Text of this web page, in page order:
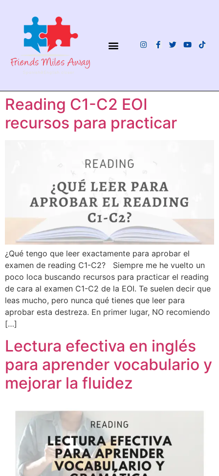
Reading C1-C2 EOI
recursos para practicar
¿Qué tengo que leer exactamente para aprobar el
examen de reading C1-C2? Siempre me he vuelto un
poco loca buscando recursos para practicar el reading
de cara al examen C1-C2 de la EOI. Te suelen decir que
leas mucho, pero nunca qué tienes que leer para
aprobar esta destreza. En primer lugar, NO recomiendo
[…]
Lectura efectiva en inglés
para aprender vocabulario y
mejorar la fluidez